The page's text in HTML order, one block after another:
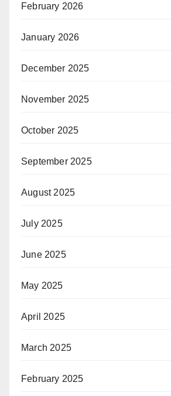
February 2026
January 2026
December 2025
November 2025
October 2025
September 2025
August 2025
July 2025
June 2025
May 2025
April 2025
March 2025
February 2025